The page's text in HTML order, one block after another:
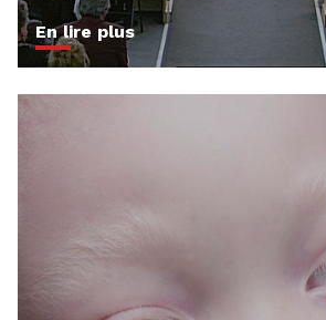
En lire plus